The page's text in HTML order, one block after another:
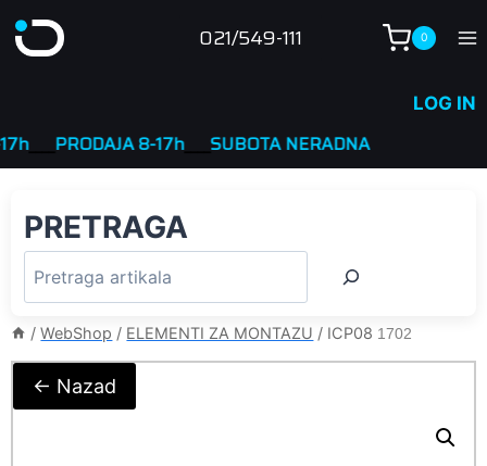
to
021/549-111 0
LOG IN
PRODAJA 8-17h____SUBOTA NERADNA
PRETRAGA
/ WebShop / ELEMENTI ZA MONTAZU / ICP08 1702
← Nazad